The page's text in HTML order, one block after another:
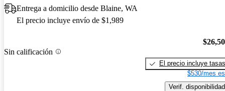
Entrega a domicilio desde Blaine, WA
El precio incluye envío de $1,989
Sin calificación
El precio incluye tasas
$530/mes
Verif. disponibilidad